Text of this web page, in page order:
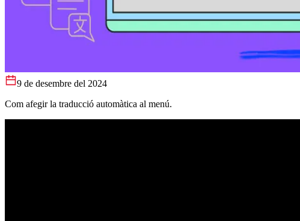
9 de desembre del 2024
Com afegir la traducció automàtica al menú.